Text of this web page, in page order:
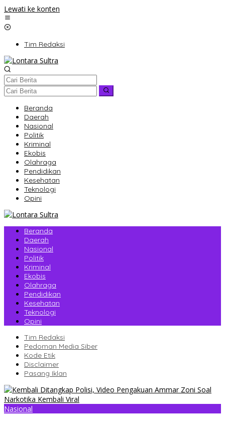
Lewati ke konten
Tim Redaksi
Beranda
Daerah
Nasional
Politik
Kriminal
Ekobis
Olahraga
Pendidikan
Kesehatan
Teknologi
Opini
Beranda
Daerah
Nasional
Politik
Kriminal
Ekobis
Olahraga
Pendidikan
Kesehatan
Teknologi
Opini
Tim Redaksi
Pedoman Media Siber
Kode Etik
Disclaimer
Pasang Iklan
Nasional